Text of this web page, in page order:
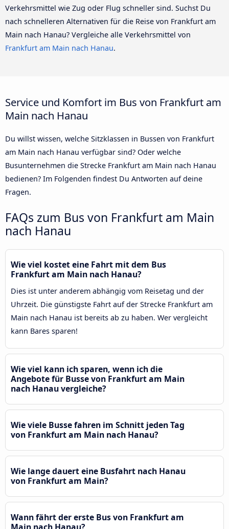
Verkehrsmittel wie Zug oder Flug schneller sind. Suchst Du
nach schnelleren Alternativen für die Reise von Frankfurt am
Main nach Hanau? Vergleiche alle Verkehrsmittel von
Frankfurt am Main nach Hanau.
Service und Komfort im Bus von Frankfurt am
Main nach Hanau
Du willst wissen, welche Sitzklassen in Bussen von Frankfurt
am Main nach Hanau verfügbar sind? Oder welche
Busunternehmen die Strecke Frankfurt am Main nach Hanau
bedienen? Im Folgenden findest Du Antworten auf deine
Fragen.
FAQs zum Bus von Frankfurt am Main
nach Hanau
Wie viel kostet eine Fahrt mit dem Bus
Frankfurt am Main nach Hanau?
Dies ist unter anderem abhängig vom Reisetag und der
Uhrzeit. Die günstigste Fahrt auf der Strecke Frankfurt am
Main nach Hanau ist bereits ab zu haben. Wer vergleicht
kann Bares sparen!
Wie viel kann ich sparen, wenn ich die
Angebote für Busse von Frankfurt am Main
nach Hanau vergleiche?
Wie viele Busse fahren im Schnitt jeden Tag
von Frankfurt am Main nach Hanau?
Wie lange dauert eine Busfahrt nach Hanau
von Frankfurt am Main?
Wann fährt der erste Bus von Frankfurt am